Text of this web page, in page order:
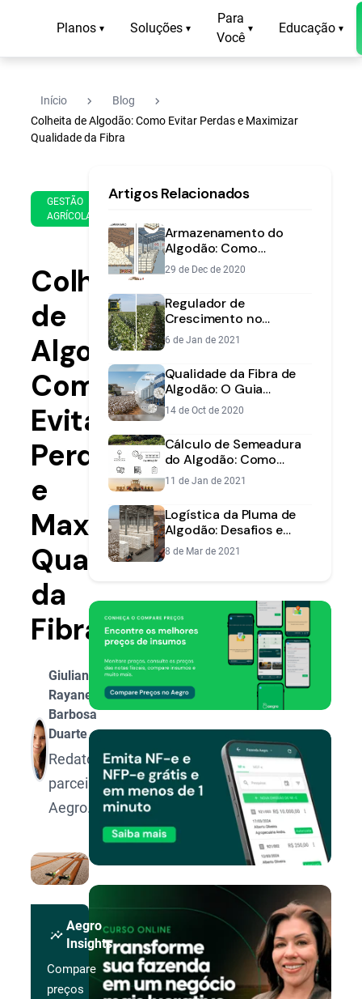
Planos ▾ Soluções ▾
Para
Você
▾ Educação ▾
Início navigate_next Blog navigate_next
Colheita de Algodão: Como Evitar Perdas e Maximizar
Qualidade da Fibra
GESTÃO
AGRÍCOLA
de
de
2019
min
leitura
Colheita
de
Algodão:
Como
Evitar
Perdas
e
Maximizar
Qualidade
da
Fibra
Giuliana
Rayane
Barbosa
Duarte
Redatora
parceira
Aegro.
insights
Aegro
Insights
Compare
preços
Artigos Relacionados
Armazenamento do
Algodão: Como
Preservar Qualidade da
Fibra e Semente
29 de Dec de 2020
Regulador de
Crescimento no
Algodão: Guia
Completo para Máxima
Produtividade
6 de Jan de 2021
Qualidade da Fibra de
Algodão: O Guia
Completo para Valorizar
sua Produção
14 de Oct de 2020
Cálculo de Semeadura
do Algodão: Como
Acertar no Estande e
Otimizar Custos
11 de Jan de 2021
Logística da Pluma de
Algodão: Desafios e
Soluções do Campo ao
Porto
8 de Mar de 2021